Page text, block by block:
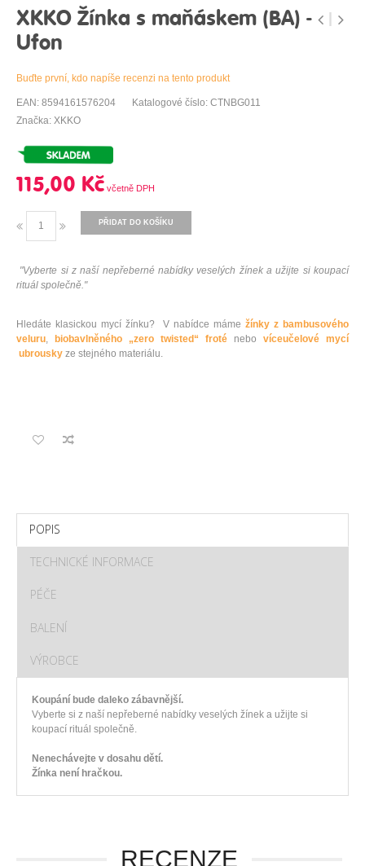
XKKO Žínka s maňáskem (BA) -
Ufon
Buďte první, kdo napíše recenzi na tento produkt
EAN: 8594161576204
Katalogové číslo: CTNBG011
Značka: XKKO
115,00 Kč
PŘIDAT DO KOŠÍKU
"Vyberte si z naší nepřeberné nabídky veselých žínek a užijte si koupací
rituál společně."
Hledáte klasickou mycí žínku? V nabídce máme žínky z bambusového
veluru, biobavlněného „zero twisted“ froté nebo víceučelové mycí
ubrousky ze stejného materiálu.
POPIS
TECHNICKÉ INFORMACE
PÉČE
BALENÍ
VÝROBCE
Koupání bude daleko zábavnější.
Vyberte si z naší nepřeberné nabídky veselých žínek a užijte si
koupací rituál společně.
Nenechávejte v dosahu dětí.
Žínka není hračkou.
RECENZE